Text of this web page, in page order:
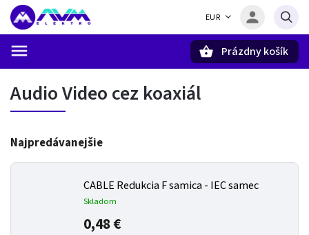
EUR
Prázdny košík
Audio Video cez koaxiál
Najpredávanejšie
CABLE Redukcia F samica - IEC samec
Skladom
0,48 €